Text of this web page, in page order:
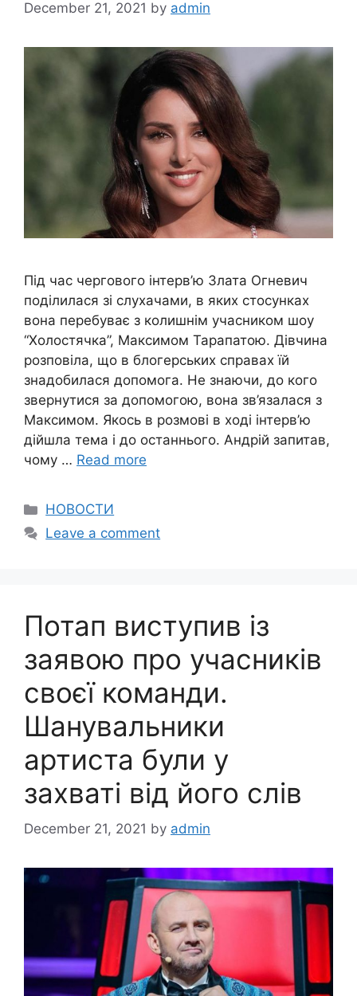
December 21, 2021 by admin
Під час чергового інтерв’ю Злата Огневич
поділилася зі слухачами, в яких стосунках
вона перебуває з колишнім учасником шоу
“Холостячка”, Максимом Тарапатою. Дівчина
розповіла, що в блогерських справах їй
знадобилася допомога. Не знаючи, до кого
звернутися за допомогою, вона зв’язалася з
Максимом. Якось в розмові в ході інтерв’ю
дійшла тема і до останнього. Андрій запитав,
чому … Read more
Categories
НОВОСТИ
Leave a comment
Потап виступив із
заявою про учасників
своєї команди.
Шанувальники
артиста були у
захваті від його слів
December 21, 2021 by admin